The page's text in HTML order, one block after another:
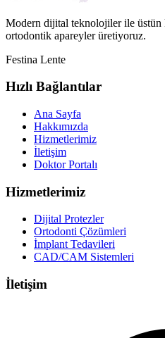
Modern dijital teknolojiler ile üstün
ortodontik apareyler üretiyoruz.
Festina Lente
Hızlı Bağlantılar
Ana Sayfa
Hakkımızda
Hizmetlerimiz
İletişim
Doktor Portalı
Hizmetlerimiz
Dijital Protezler
Ortodonti Çözümleri
İmplant Tedavileri
CAD/CAM Sistemleri
İletişim